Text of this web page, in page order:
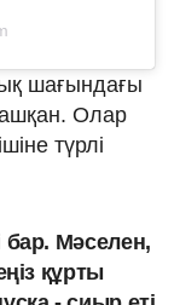
шағындағы
ашқан. Олар
түрлі
бар. Мәселен,
құрты